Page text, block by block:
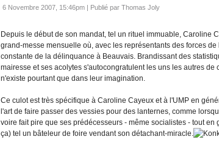
6 Novembre 2007, 15:46pm | Publié par Thomas Joly
Depuis le début de son mandat, tel un rituel immuable, Caroline
grand-messe mensuelle où, avec les représentants des forces
constante de la délinquance à Beauvais. Brandissant des
mairesse et ses acolytes s'autocongratulent les uns les autres
n'existe pourtant que dans leur imagination.
Ce culot est très spécifique à Caroline Cayeux et à l'UMP en
l'art de faire passer des vessies pour des lanternes, comme
voire fait pire que ses prédécesseurs - même socialistes - tout
ça) tel un bâteleur de foire vendant son détachant-miracle.